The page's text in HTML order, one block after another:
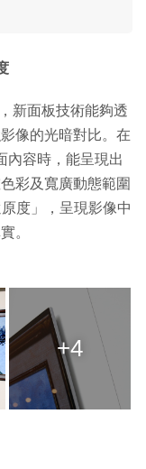
新面板技術能夠透
像的光暗對比。在
內容時，能呈現出
彩及寬廣動態範圍
度」，呈現影像中
。
+4